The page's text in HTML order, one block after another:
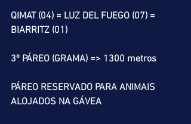
QIMAT (04) = LUZ DEL FUEGO (07) =
BIARRITZ (01)
3º PÁREO (GRAMA) => 1300 metros
PÁREO RESERVADO PARA ANIMAIS
ALOJADOS NA GÁVEA